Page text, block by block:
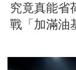
究竟真能省
戰「加滿油